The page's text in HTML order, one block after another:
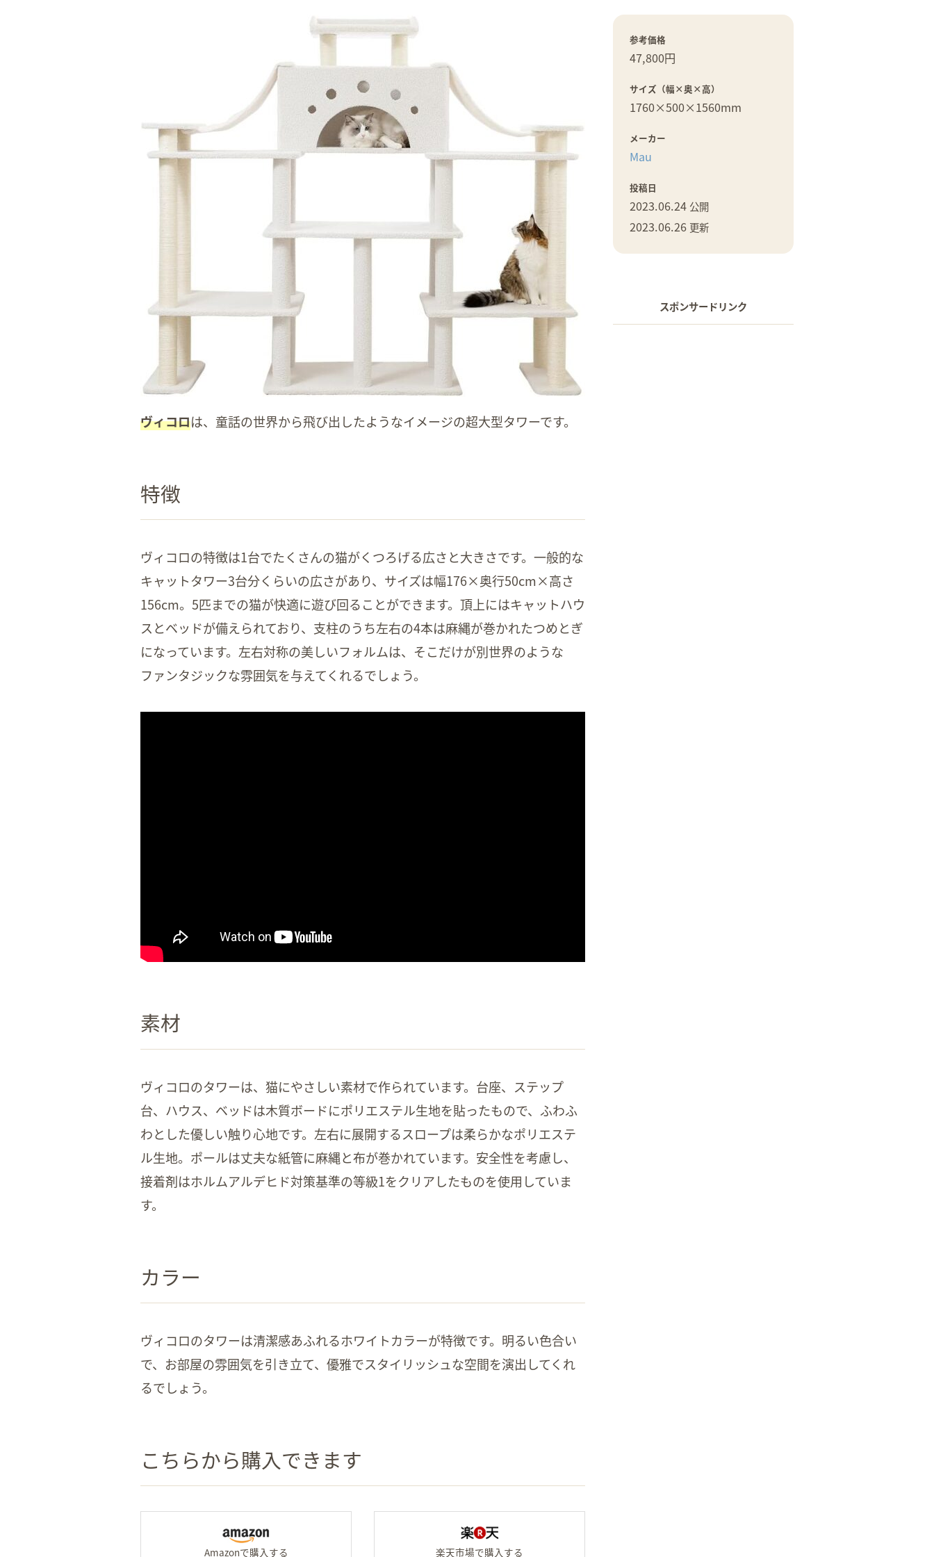
ヴィコロは、童話の世界から飛び出したようなイメージの超大型タワーです。
特徴
ヴィコロの特徴は1台でたくさんの猫がくつろげる広さと大きさです。一般的な
キャットタワー3台分くらいの広さがあり、サイズは幅176×奥行50cm×高さ
156cm。5匹までの猫が快適に遊び回ることができます。頂上にはキャットハウ
スとベッドが備えられており、支柱のうち左右の4本は麻縄が巻かれたつめとぎ
になっています。左右対称の美しいフォルムは、そこだけが別世界のような
ファンタジックな雰囲気を与えてくれるでしょう。
素材
ヴィコロのタワーは、猫にやさしい素材で作られています。台座、ステップ
台、ハウス、ベッドは木質ボードにポリエステル生地を貼ったもので、ふわふ
わとした優しい触り心地です。左右に展開するスロープは柔らかなポリエステ
ル生地。ポールは丈夫な紙管に麻縄と布が巻かれています。安全性を考慮し、
接着剤はホルムアルデヒド対策基準の等級1をクリアしたものを使用していま
す。
カラー
ヴィコロのタワーは清潔感あふれるホワイトカラーが特徴です。明るい色合い
で、お部屋の雰囲気を引き立て、優雅でスタイリッシュな空間を演出してくれ
るでしょう。
こちらから購入できます
Amazonの「ヴィコロ」商品ページへ
参考価格
47,800円
サイズ（幅×奥×高）
1760×500× 1560mm
メーカー
Mau
投稿日
2023.06.24 公開
2023.06.26 更新
スポンサードリンク